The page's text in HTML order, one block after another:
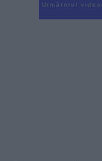
Următorul